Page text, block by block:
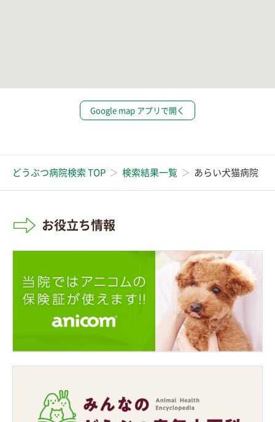
Google map アプリで開く
どうぶつ病院検索 TOP 検索結果一覧 あらい犬猫病院
お役立ち情報